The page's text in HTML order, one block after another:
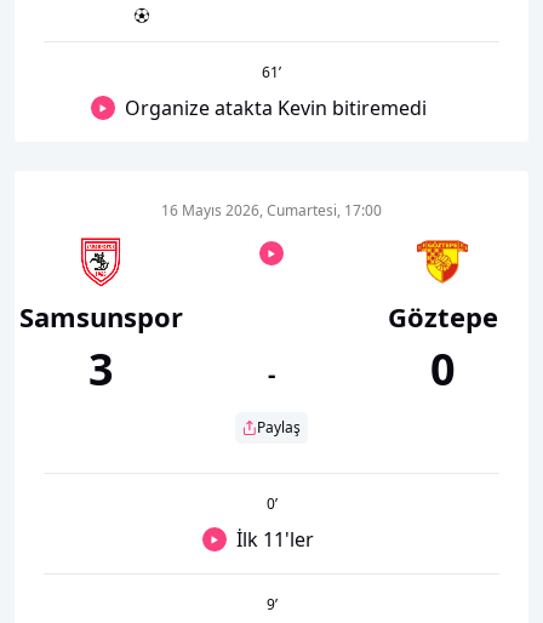
61’
Organize atakta Kevin bitiremedi
Samsunspor
3
16 Mayıs 2026, Cumartesi, 17:00
-
Paylaş
Göztepe
0
0’
İlk 11'ler
9’